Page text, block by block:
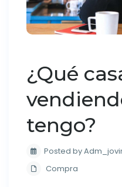
¿Qué
tengo?
Posted by
Compra